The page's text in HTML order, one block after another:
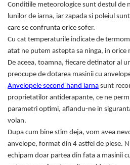
Conditiile meteorologice sunt destul de
lunilor de iarna, iar zapada si poleiul
care se confrunta orice sofer.
Cu cat temperaturile indicate de
atat ne putem astepta sa ninga, in orice
De aceea, toamna, fiecare detinator al
preocupe de dotarea masinii cu
Anvelopele second hand iarna sunt
proprietatilor antiderapante, ce ne
parametri optimi, aflandu-ne in
volan.
Dupa cum bine stim deja, vom avea
anvelope, format din 4 astfel de piese.
echipam doar partea din fata a masinii